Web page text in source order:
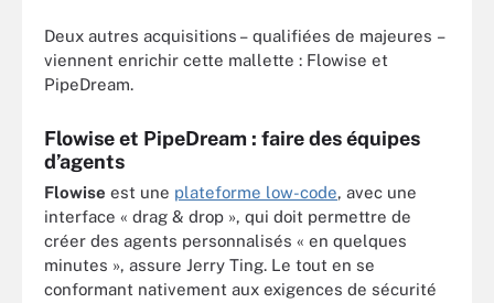
Deux autres acquisitions – qualifiées de majeures –
viennent enrichir cette mallette : Flowise et
PipeDream.
Flowise et PipeDream : faire des équipes
d’agents
Flowise est une plateforme low-code, avec une
interface « drag & drop », qui doit permettre de
créer des agents personnalisés « en quelques
minutes », assure Jerry Ting. Le tout en se
conformant nativement aux exigences de sécurité